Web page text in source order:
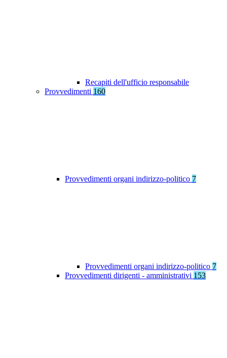
Recapiti dell'ufficio responsabile
Provvedimenti 160
Provvedimenti organi indirizzo-politico 7
Provvedimenti organi indirizzo-politico 7
Provvedimenti dirigenti - amministrativi 153